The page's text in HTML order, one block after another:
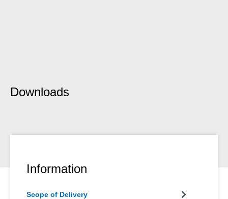
Downloads
Information
Scope of Delivery